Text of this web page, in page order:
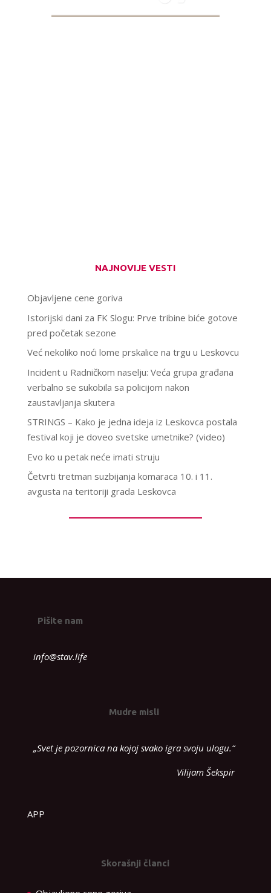
NAJNOVIJE VESTI
Objavljene cene goriva
Istorijski dani za FK Slogu: Prve tribine biće gotove
pred početak sezone
Već nekoliko noći lome prskalice na trgu u Leskovcu
Incident u Radničkom naselju: Veća grupa građana
verbalno se sukobila sa policijom nakon
zaustavljanja skutera
STRINGS – Kako je jedna ideja iz Leskovca postala
festival koji je doveo svetske umetnike? (video)
Evo ko u petak neće imati struju
Četvrti tretman suzbijanja komaraca 10. i 11.
avgusta na teritoriji grada Leskovca
Pišite nam
info@stav.life
Mudre misli
„Svet je pozornica na kojoj svako igra svoju ulogu.“
Vilijam Šekspir
APP
Skorašnji članci